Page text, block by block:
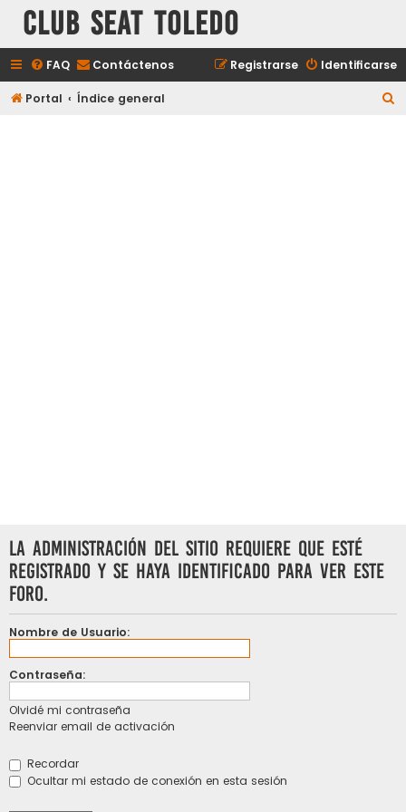
Club Seat Toledo
FAQ Contáctenos Identificarse
Registrarse
Portal Índice general
La Administración del Sitio requiere que esté
registrado y se haya identificado para ver este
foro.
Nombre de Usuario:
Contraseña:
Olvidé mi contraseña
Reenviar email de activación
Recordar
Ocultar mi estado de conexión en esta sesión